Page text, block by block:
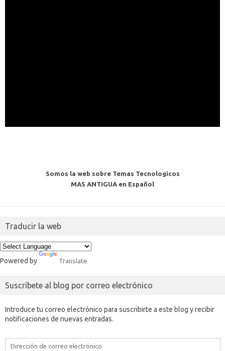
Somos la web sobre Temas Tecnologicos
MAS ANTIGUA en Español
Traducir la web
Powered by Translate
Suscríbete al blog por correo electrónico
Introduce tu correo electrónico para suscribirte a este blog y recibir
notificaciones de nuevas entradas.
Dirección